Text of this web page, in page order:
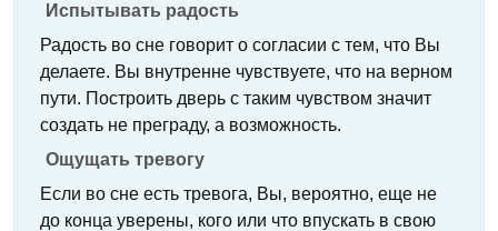
Испытывать радость
Радость во сне говорит о согласии с тем, что Вы
делаете. Вы внутренне чувствуете, что на верном
пути. Построить дверь с таким чувством значит
создать не преграду, а возможность.
Ощущать тревогу
Если во сне есть тревога, Вы, вероятно, еще не
до конца уверены, кого или что впускать в свою